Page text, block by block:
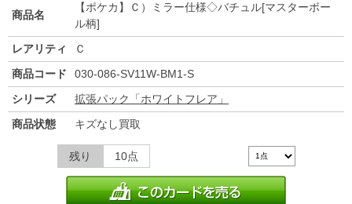
商品名
【ポケカ】Ｃ）ミラー仕様◇バチュル[マスターボー
ル柄]
レアリティ
Ｃ
商品コード
030-086-SV11W-BM1-S
シリーズ
拡張パック「ホワイトフレア」
商品状態
キズなし買取
残り 10点